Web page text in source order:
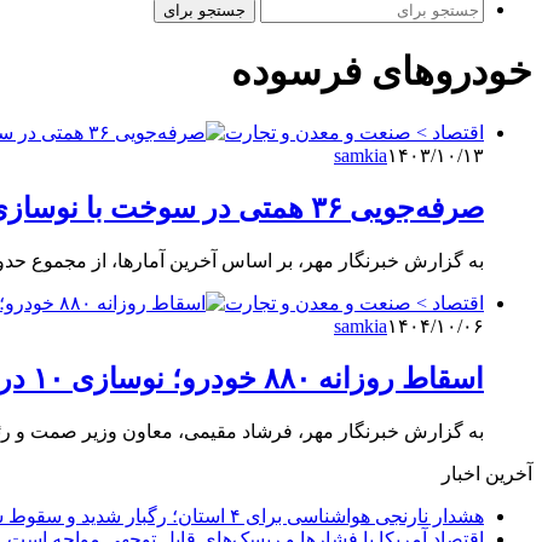
جستجو برای
خودروهای فرسوده
اقتصاد > صنعت و معدن و تجارت
samkia۱۴۰۳/۱۰/۱۳
صرفه‌جویی ۳۶ همتی در سوخت با نوسازی ۳۰ هزار کشنده فرسوده
به گزارش خبرنگار مهر، بر اساس آخرین آمارها، از مجموع حدود ۴۸۴ هزار دستگاه کامیون و کشنده فعال در
اقتصاد > صنعت و معدن و تجارت
samkia۱۴۰۴/۱۰/۰۶
اسقاط روزانه ۸۸۰ خودرو؛ نوسازی ۱۰ درصد آلودگی هوا را کاهش می‌دهد
به گزارش خبرنگار مهر، فرشاد مقیمی، معاون وزیر صمت
آخرین اخبار
هشدار نارنجی هواشناسی برای ۴ استان؛ رگبار شدید و سقوط سنگ در راه است